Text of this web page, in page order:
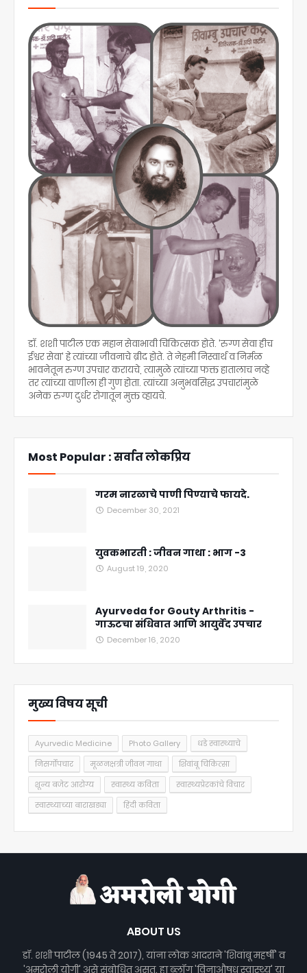
डॉ. शशी पाटील एक महान सेवाभावी चिकित्सक होते. 'रुग्ण सेवा हीच
ईश्वर सेवा' हे त्यांच्या जीवनाचे ब्रीद होते. ते नेहमी निस्वार्थ व निर्मळ
भावनेतून रुग्ण उपचार करायचे, त्यामुळे त्यांच्या फक्त हातालाच नव्हे
तर त्यांच्या वाणीला ही गुण होता. त्यांच्या अनुभवसिद्ध उपचारांमुळे
अनेक रुग्ण दुर्धर रोगातून मुक्त व्हायचे.
Most Popular : सर्वात लोकप्रिय
गरम नारळाचे पाणी पिण्याचे फायदे.
December 30, 2021
युवकभारती : जीवन गाथा : भाग -3
August 19, 2020
Ayurveda for Gouty Arthritis -
गाऊटचा संधिवात आणि आयुर्वेद उपचार
December 16, 2020
मुख्य विषय सूची
Ayurvedic Medicine Photo Gallery
धडे स्वास्थ्याचे
निसर्गोपचार
मूळनक्षत्री जीवन गाथा
शिवांबू चिकित्सा
शून्य बजेट आरोग्य
स्वास्थ्य कविता
स्वास्थ्यप्रेरकांचे विचार
स्वास्थ्याच्या बाराखड्या
हिंदी कविता
ABOUT US
डॉ. शशी पाटील (1945 ते 2017), यांना लोक आदराने 'शिवांबू महर्षी' व
'अमरोली योगी' असे संबोधित असत. हा ब्लॉग 'विनाऔषध स्वास्थ्य' या